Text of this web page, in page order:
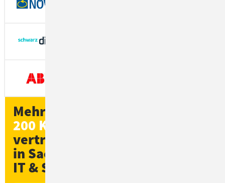
Mehr als
200 Kund*innen
vertrauen ConSol
in Sachen
IT & Software